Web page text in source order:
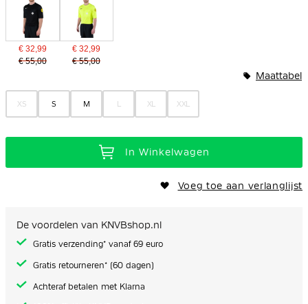
€ 32,99
€ 55,00
€ 32,99
€ 55,00
XS S M L XL XXL
Maattabel
In Winkelwagen
Voeg toe aan verlanglijst
De voordelen van KNVBshop.nl
Gratis verzending* vanaf 69 euro
Gratis retourneren* (60 dagen)
Achteraf betalen met Klarna